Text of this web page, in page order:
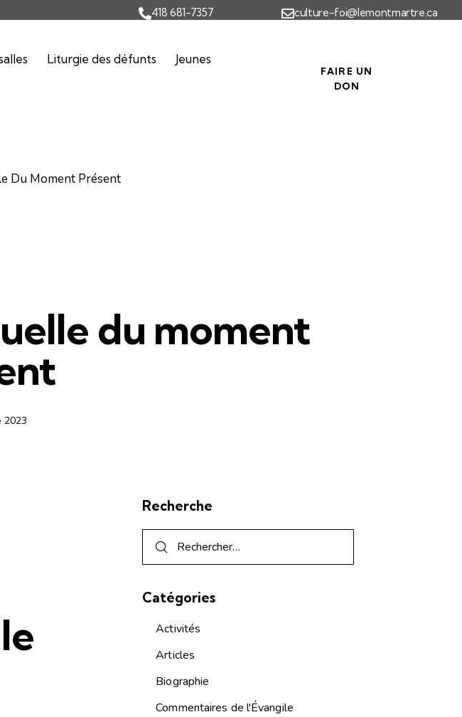
418 681-7357 culture-foi@lemontmartre.ca
Liturgie des défunts Jeunes
FAIRE UN
DON
Du Moment Présent
du moment
2023
Recherche
Catégories
Activités
Articles
Biographie
Commentaires de l'Évangile